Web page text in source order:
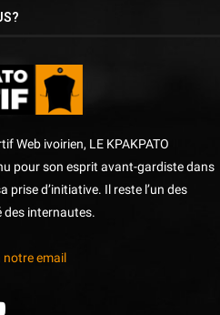
Web ivoirien, LE KPAKPATO
pour son esprit avant-gardiste dans
prise d’initiative. Il reste l’un des
des internautes.
notre email